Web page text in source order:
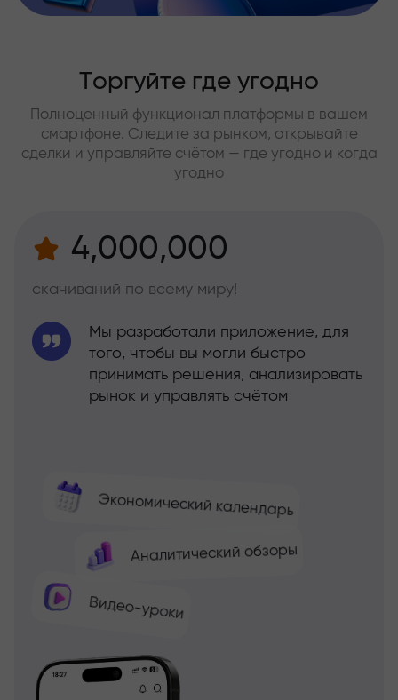
Торгуйте где угодно
Полноценный функционал платформы в вашем
смартфоне. Следите за рынком, открывайте
сделки и управляйте счётом — где угодно и когда
угодно
4,000,000
скачиваний по всему миру!
Экономический календарь
Аналитический обзоры
Видео-уроки
Мы разработали приложение, для
того, чтобы вы могли быстро
принимать решения, анализировать
рынок и управлять счётом